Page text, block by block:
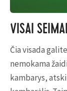
VISAI ŠEIMAI
Čia visada
nemokama
kambarys,